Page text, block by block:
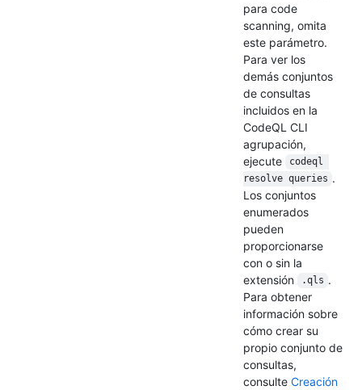
para code
scanning, omita
este parámetro.
Para ver los
demás conjuntos
de consultas
incluidos en la
CodeQL CLI
agrupación,
ejecute
codeql
resolve queries .
Los conjuntos
enumerados
pueden
proporcionarse
con o sin la
extensión
.qls .
Para obtener
información sobre
cómo crear su
propio conjunto de
consultas,
consulte Creación